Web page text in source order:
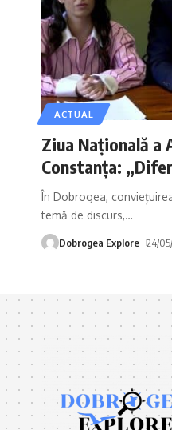
ACTUAL
Ziua Națională a
Constanța:
În Dobrogea,
temă de discurs,…
Dobrogea Explore 24/